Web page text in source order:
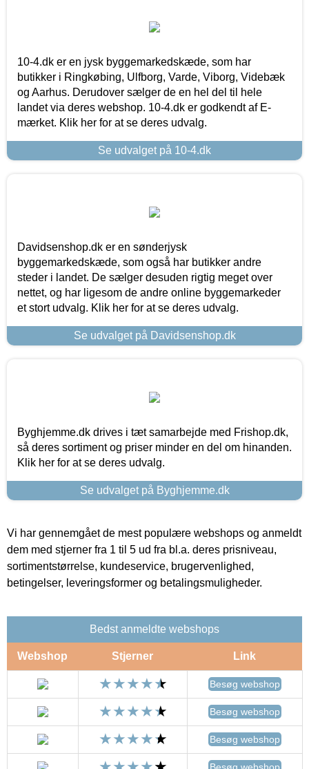
10-4.dk er en jysk byggemarkedskæde, som har
butikker i Ringkøbing, Ulfborg, Varde, Viborg, Videbæk
og Aarhus. Derudover sælger de en hel del til hele
landet via deres webshop. 10-4.dk er godkendt af E-
mærket. Klik her for at se deres udvalg.
Se udvalget på 10-4.dk
Davidsenshop.dk er en sønderjysk
byggemarkedskæde, som også har butikker andre
steder i landet. De sælger desuden rigtig meget over
nettet, og har ligesom de andre online byggemarkeder
et stort udvalg. Klik her for at se deres udvalg.
Se udvalget på Davidsenshop.dk
Byghjemme.dk drives i tæt samarbejde med Frishop.dk,
så deres sortiment og priser minder en del om hinanden.
Klik her for at se deres udvalg.
Se udvalget på Byghjemme.dk
Vi har gennemgået de mest populære webshops og anmeldt
dem med stjerner fra 1 til 5 ud fra bl.a. deres prisniveau,
sortimentstørrelse, kundeservice, brugervenlighed,
betingelser, leveringsformer og betalingsmuligheder.
Bedst anmeldte webshops
Webshop Stjerner Link
Besøg webshop
Besøg webshop
Besøg webshop